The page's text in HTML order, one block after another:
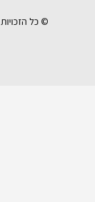
© כל